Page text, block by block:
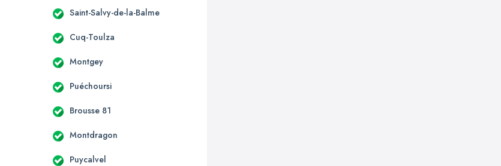
Saint-Salvy-de-la-Balme
Cuq-Toulza
Montgey
Puéchoursi
Brousse 81
Montdragon
Puycalvel